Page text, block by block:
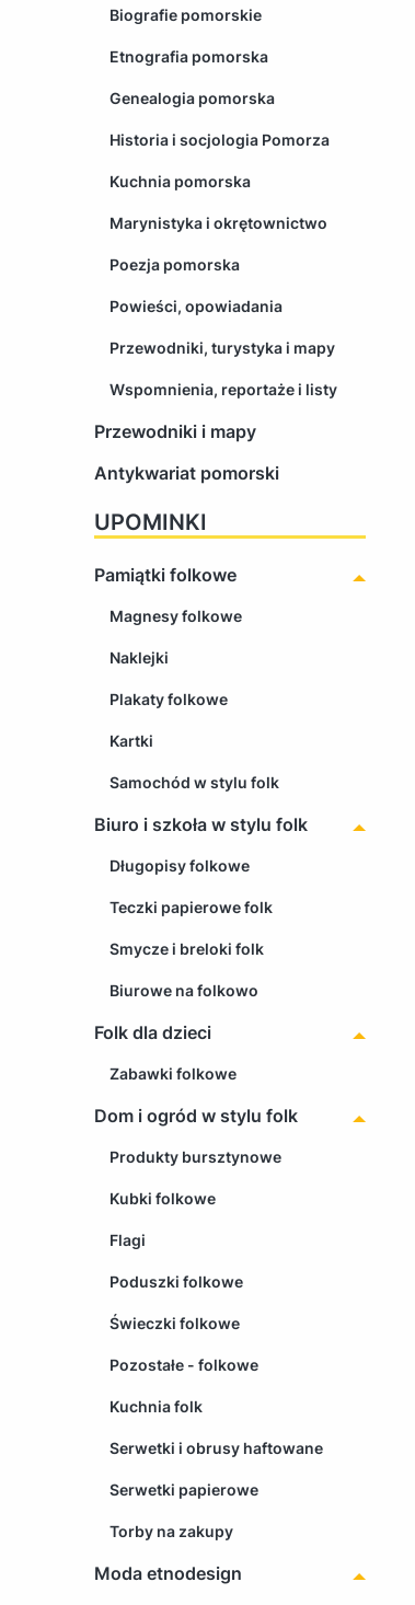
Biografie pomorskie
Etnografia pomorska
Genealogia pomorska
Historia i socjologia Pomorza
Kuchnia pomorska
Marynistyka i okrętownictwo
Poezja pomorska
Powieści, opowiadania
Przewodniki, turystyka i mapy
Wspomnienia, reportaże i listy
Przewodniki i mapy
Antykwariat pomorski
UPOMINKI
Pamiątki folkowe
Magnesy folkowe
Naklejki
Plakaty folkowe
Kartki
Samochód w stylu folk
Biuro i szkoła w stylu folk
Długopisy folkowe
Teczki papierowe folk
Smycze i breloki folk
Biurowe na folkowo
Folk dla dzieci
Zabawki folkowe
Dom i ogród w stylu folk
Produkty bursztynowe
Kubki folkowe
Flagi
Poduszki folkowe
Świeczki folkowe
Pozostałe - folkowe
Kuchnia folk
Serwetki i obrusy haftowane
Serwetki papierowe
Torby na zakupy
Moda etnodesign